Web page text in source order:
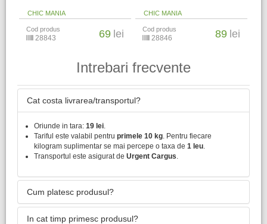
CHIC MANIA
Cod produs
28843 69 lei
CHIC MANIA
Cod produs
28846 89 lei
Intrebari frecvente
Cat costa livrarea/transportul?
Oriunde in tara: 19 lei.
Tariful este valabil pentru primele 10 kg. Pentru fiecare
kilogram suplimentar se mai percepe o taxa de 1 leu.
Transportul este asigurat de Urgent Cargus.
Cum platesc produsul?
In cat timp primesc produsul?